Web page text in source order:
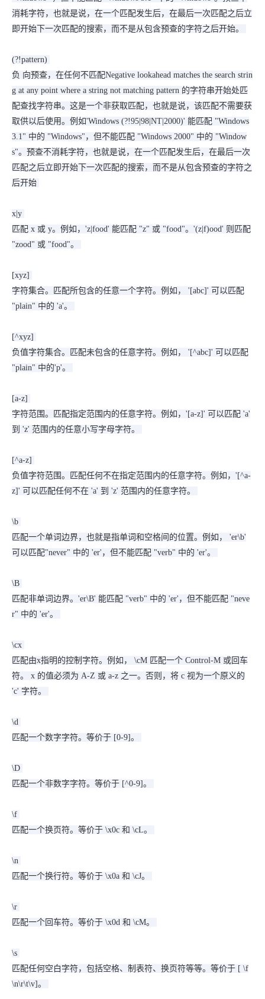
消耗字符，也就是说，在一个匹配发生后，在最后一次匹配之后立
即开始下一次匹配的搜索，而不是从包含预查的字符之后开始。
(?!pattern)
负 向预查，在任何不匹配Negative lookahead matches the search strin
g at any point where a string not matching pattern 的字符串开始处匹
配查找字符串。这是一个非获取匹配，也就是说，该匹配不需要获
取供以后使用。例如'Windows (?!95|98|NT|2000)' 能匹配 "Windows
3.1" 中的 "Windows"，但不能匹配 "Windows 2000" 中的 "Window
s"。预查不消耗字符，也就是说，在一个匹配发生后，在最后一次
匹配之后立即开始下一次匹配的搜索，而不是从包含预查的字符之
后开始
x|y
匹配 x 或 y。例如，'z|food' 能匹配 "z" 或 "food"。'(z|f)ood' 则匹配
"zood" 或 "food"。
[xyz]
字符集合。匹配所包含的任意一个字符。例如， '[abc]' 可以匹配
"plain" 中的 'a'。
[^xyz]
负值字符集合。匹配未包含的任意字符。例如， '[^abc]' 可以匹配
"plain" 中的'p'。
[a-z]
字符范围。匹配指定范围内的任意字符。例如，'[a-z]' 可以匹配 'a'
到 'z' 范围内的任意小写字母字符。
[^a-z]
负值字符范围。匹配任何不在指定范围内的任意字符。例如，'[^a-
z]' 可以匹配任何不在 'a' 到 'z' 范围内的任意字符。
\b
匹配一个单词边界，也就是指单词和空格间的位置。例如， 'er\b'
可以匹配"never" 中的 'er'，但不能匹配 "verb" 中的 'er'。
\B
匹配非单词边界。'er\B' 能匹配 "verb" 中的 'er'，但不能匹配 "neve
r" 中的 'er'。
\cx
匹配由x指明的控制字符。例如， \cM 匹配一个 Control-M 或回车
符。 x 的值必须为 A-Z 或 a-z 之一。否则，将 c 视为一个原义的
'c' 字符。
\d
匹配一个数字字符。等价于 [0-9]。
\D
匹配一个非数字字符。等价于 [^0-9]。
\f
匹配一个换页符。等价于 \x0c 和 \cL。
\n
匹配一个换行符。等价于 \x0a 和 \cJ。
\r
匹配一个回车符。等价于 \x0d 和 \cM。
\s
匹配任何空白字符，包括空格、制表符、换页符等等。等价于 [ \f
\n\r\t\v]。